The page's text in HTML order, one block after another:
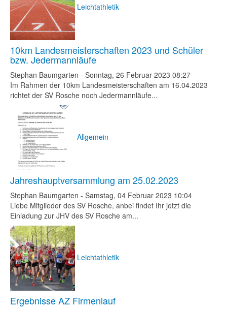
Leichtathletik
10km Landesmeisterschaften 2023 und Schüler
bzw. Jedermannläufe
Stephan Baumgarten - Sonntag, 26 Februar 2023 08:27
Im Rahmen der 10km Landesmeisterschaften am 16.04.2023
richtet der SV Rosche noch Jedermannläufe...
Allgemein
Jahreshauptversammlung am 25.02.2023
Stephan Baumgarten - Samstag, 04 Februar 2023 10:04
Liebe Mitglieder des SV Rosche, anbei findet Ihr jetzt die
Einladung zur JHV des SV Rosche am...
Leichtathletik
Ergebnisse AZ Firmenlauf